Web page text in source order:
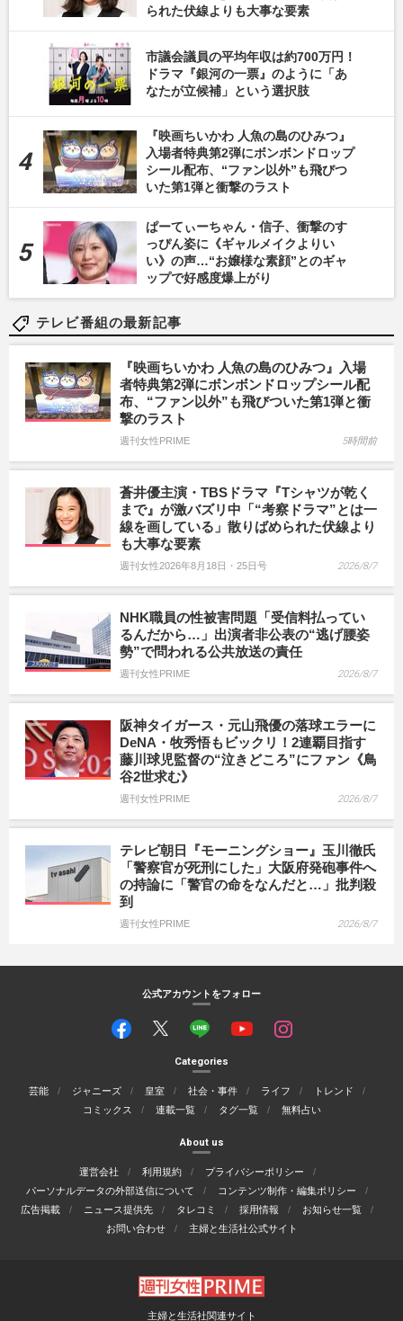
られた伏線よりも大事な要素
市議会議員の平均年収は約700万円！
ドラマ『銀河の一票』のように「あ
なたが立候補」という選択肢
『映画ちいかわ 人魚の島のひみつ』
入場者特典第2弾にボンボンドロップ
シール配布、“ファン以外”も飛びつ
いた第1弾と衝撃のラスト
ぱーてぃーちゃん・信子、衝撃のす
っぴん姿に《ギャルメイクよりい
い》の声…“お嬢様な素顔”とのギャ
ップで好感度爆上がり
テレビ番組の最新記事
『映画ちいかわ 人魚の島のひみつ』入場
者特典第2弾にボンボンドロップシール配
布、“ファン以外”も飛びついた第1弾と衝
撃のラスト
週刊女性PRIME 5時間前
蒼井優主演・TBSドラマ『Tシャツが乾く
まで』が激バズリ中「“考察ドラマ”とは一
線を画している」散りばめられた伏線より
も大事な要素
週刊女性2026年8月18日・25日号 2026/8/7
NHK職員の性被害問題「受信料払ってい
るんだから…」出演者非公表の“逃げ腰姿
勢”で問われる公共放送の責任
週刊女性PRIME 2026/8/7
阪神タイガース・元山飛優の落球エラーに
DeNA・牧秀悟もビックリ！2連覇目指す
藤川球児監督の“泣きどころ”にファン《鳥
谷2世求む》
週刊女性PRIME 2026/8/7
テレビ朝日『モーニングショー』玉川徹氏
「警察官が死刑にした」大阪府発砲事件へ
の持論に「警官の命をなんだと…」批判殺
到
週刊女性PRIME 2026/8/7
公式アカウントをフォロー
Categories
芸能 ジャニーズ 皇室 社会・事件 ライフ
トレンド
コミックス
連載一覧 タグ一覧 無料占い
About us
運営会社 利用規約
プライバシーポリシー
パーソナルデータの外部送信について
コンテンツ制作・編集ポリシー
広告掲載
ニュース提供先 タレコミ 採用情報
お知らせ一覧
お問い合わせ
主婦と生活社公式サイト
主婦と生活社関連サイト